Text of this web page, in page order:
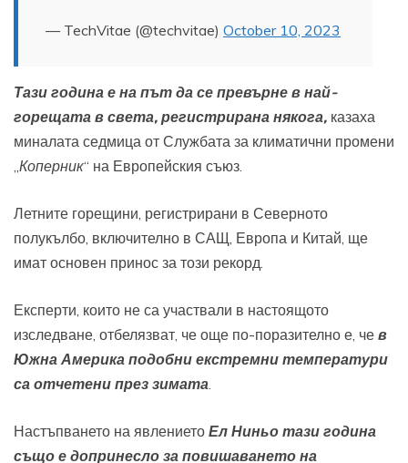
— TechVitae (@techvitae) October 10, 2023
Тази година е на път да се превърне в най-
горещата в света, регистрирана някога, казаха
миналата седмица от Службата за климатични промени
Коперник“ на Европейския съюз.
Летните горещини, регистрирани в Северното
полукълбо, включително в САЩ, Европа и Китай, ще
имат основен принос за този рекорд.
Експерти, които не са участвали в настоящото
изследване, отбелязват, че още по-поразително е, че в
Южна Америка подобни екстремни температури
са отчетени през зимата
Настъпването на явлението Ел Ниньо тази година
също е допринесло за повишаването на